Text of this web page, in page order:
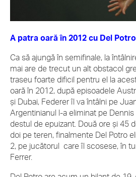
A patra oară în 2012 cu Del Potro
Ca să ajungă în semifinale, la
mai are de trecut un alt obstacol
traseu foarte dificil pentru el la
oară în 2012, după episoadele
şi Dubai, Federer îl va întâlni pe
Argentinianul l-a eliminat pe
destul de epuizant. Două ore şi 45
doi pe teren, finalmente Del Potro
2, pe jucătorul care îl scosese, în
Ferrer.